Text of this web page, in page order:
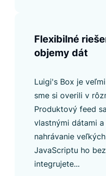
Flexibilné
objemy dát
Luigi's Box je
sme si overili v
Produktový feed
vlastnými dátami
nahrávanie
JavaScriptu ho
integrujete...